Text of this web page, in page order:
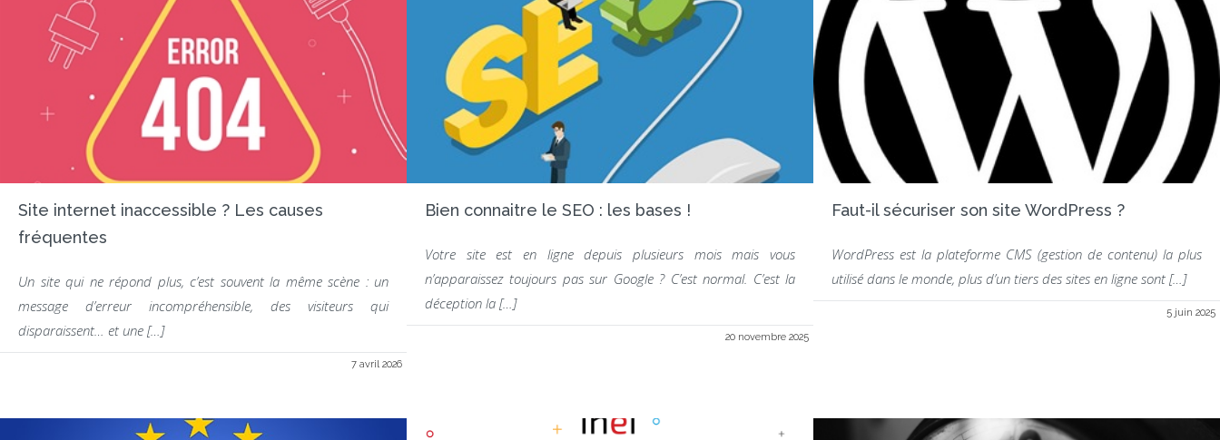
Site internet inaccessible ? Les causes
fréquentes
Un site qui ne répond plus, c’est souvent la même scène : un
message d’erreur incompréhensible, des visiteurs qui
disparaissent… et une […]
7 avril 2026
Bien connaitre le SEO : les bases !
Votre site est en ligne depuis plusieurs mois mais vous
n’apparaissez toujours pas sur Google ? C’est normal. C’est la
déception la […]
20 novembre 2025
Faut-il sécuriser son site WordPress ?
WordPress est la plateforme CMS (gestion de contenu) la plus
utilisé dans le monde, plus d’un tiers des sites en ligne sont […]
5 juin 2025